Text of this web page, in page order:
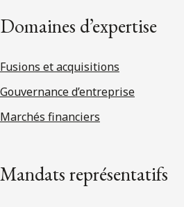
Domaines d’expertise
Fusions et acquisitions
Gouvernance d’entreprise
Marchés financiers
Mandats représentatifs